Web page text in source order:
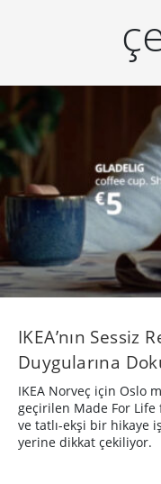
IKEA’nın Sessiz
Duygularına
IKEA Norveç için Oslo
geçirilen Made For
ve tatlı-ekşi bir hikaye
yerine dikkat çekiliyor.